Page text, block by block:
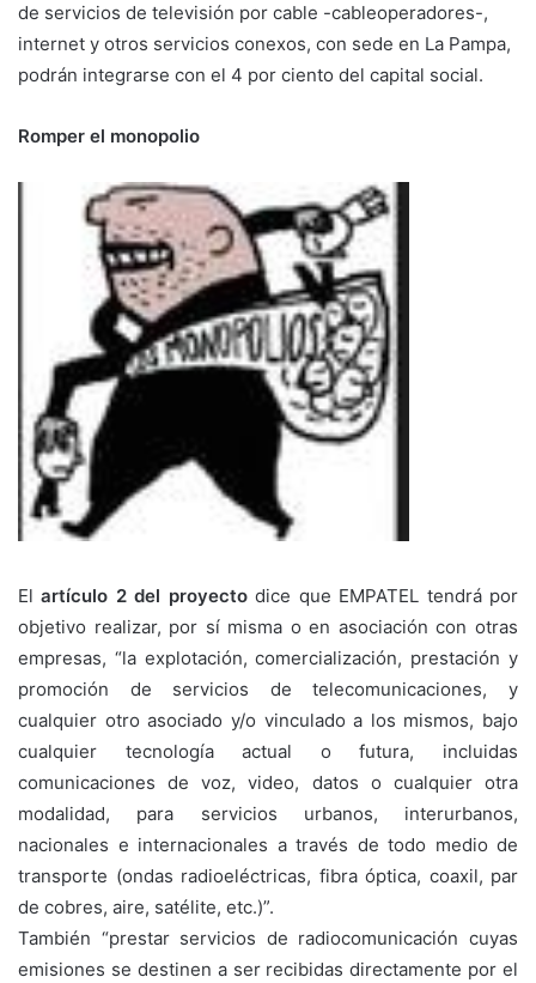
de servicios de televisión por cable -cableoperadores-,
internet y otros servicios conexos, con sede en La Pampa,
podrán integrarse con el 4 por ciento del capital social.
Romper el monopolio
Elartículo 2 del proyectodice que EMPATEL tendrá por
objetivo realizar, por sí misma o en asociación con otras
empresas, “la explotación, comercialización, prestación y
promoción de servicios de telecomunicaciones, y
cualquier otro asociado y/o vinculado a los mismos, bajo
cualquier tecnología actual o futura, incluidas
comunicaciones de voz, video, datos o cualquier otra
modalidad, para servicios urbanos, interurbanos,
nacionales e internacionales a través de todo medio de
transporte (ondas radioeléctricas, fibra óptica, coaxil, par
de cobres, aire, satélite, etc.)”.
También “prestar servicios de radiocomunicación cuyas
emisiones se destinen a ser recibidas directamente por el